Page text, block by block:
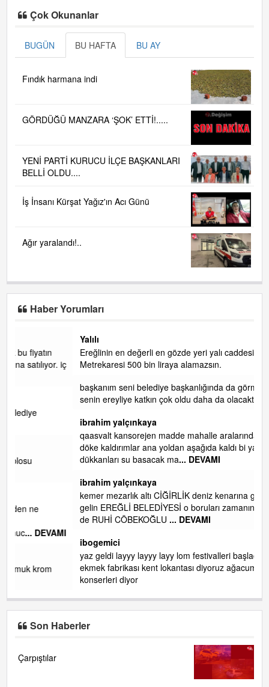
Çok Okunanlar
BUGÜN BU HAFTA BU AY
Fındık harmana indi
GÖRDÜĞÜ MANZARA ‘ŞOK’ ETTİ!.....
YENİ PARTİ KURUCU İLÇE BAŞKANLARI
BELLİ OLDU....
İş İnsanı Kürşat Yağız'ın Acı Günü
Ağır yaralandı!..
Haber Yorumları
Ereğlinin en değerli en gözde yeri yalı caddesi ve çevresidir.
Metrekaresi 500 bin liraya alamazsın.
başkanım seni belediye başkanlığında da görmek isteriz
senin ereyliye katkın çok oldu daha da olacaktır
ibrahim yalçınkaya
qaasvalt kansorejen madde mahalle aralarında asvalt döke
döke kaldırımlar ana yoldan aşağıda kaldı bi yağmurda
dükkanları su basacak ma... DEVAMI
ibrahim yalçınkaya
kemer mezarlık altı CİĞİRLİK deniz kenarına giden yola
gelin EREĞLİ BELEDİYESİ o boruları zamanında tüm ereğli
de RUHİ CÖBEKOĞLU ... DEVAMI
yaz geldi layyy layyy layy lom festivalleri başladı biz halk
ekmek fabrikası kent lokantası diyoruz ağacum yaz
konserleri diyor
Son Haberler
Çarpıştılar